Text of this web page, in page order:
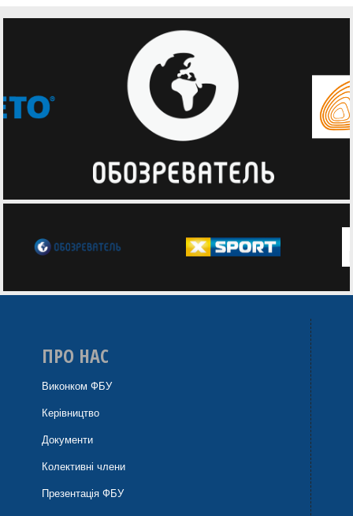
ПРО НАС
Виконком ФБУ
Керівництво
Документи
Колективні члени
Презентація ФБУ